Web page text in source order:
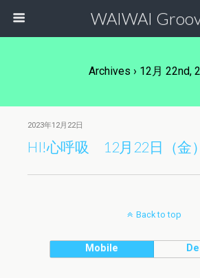
WAIWAI
Archives › 12月 22nd,
2023年12月22日
HI!心呼吸 12月22日（金）
Back to top
Mobile